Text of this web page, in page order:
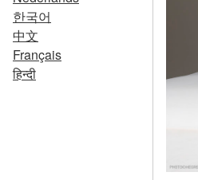
한국어
中文
Français
हिन्दी